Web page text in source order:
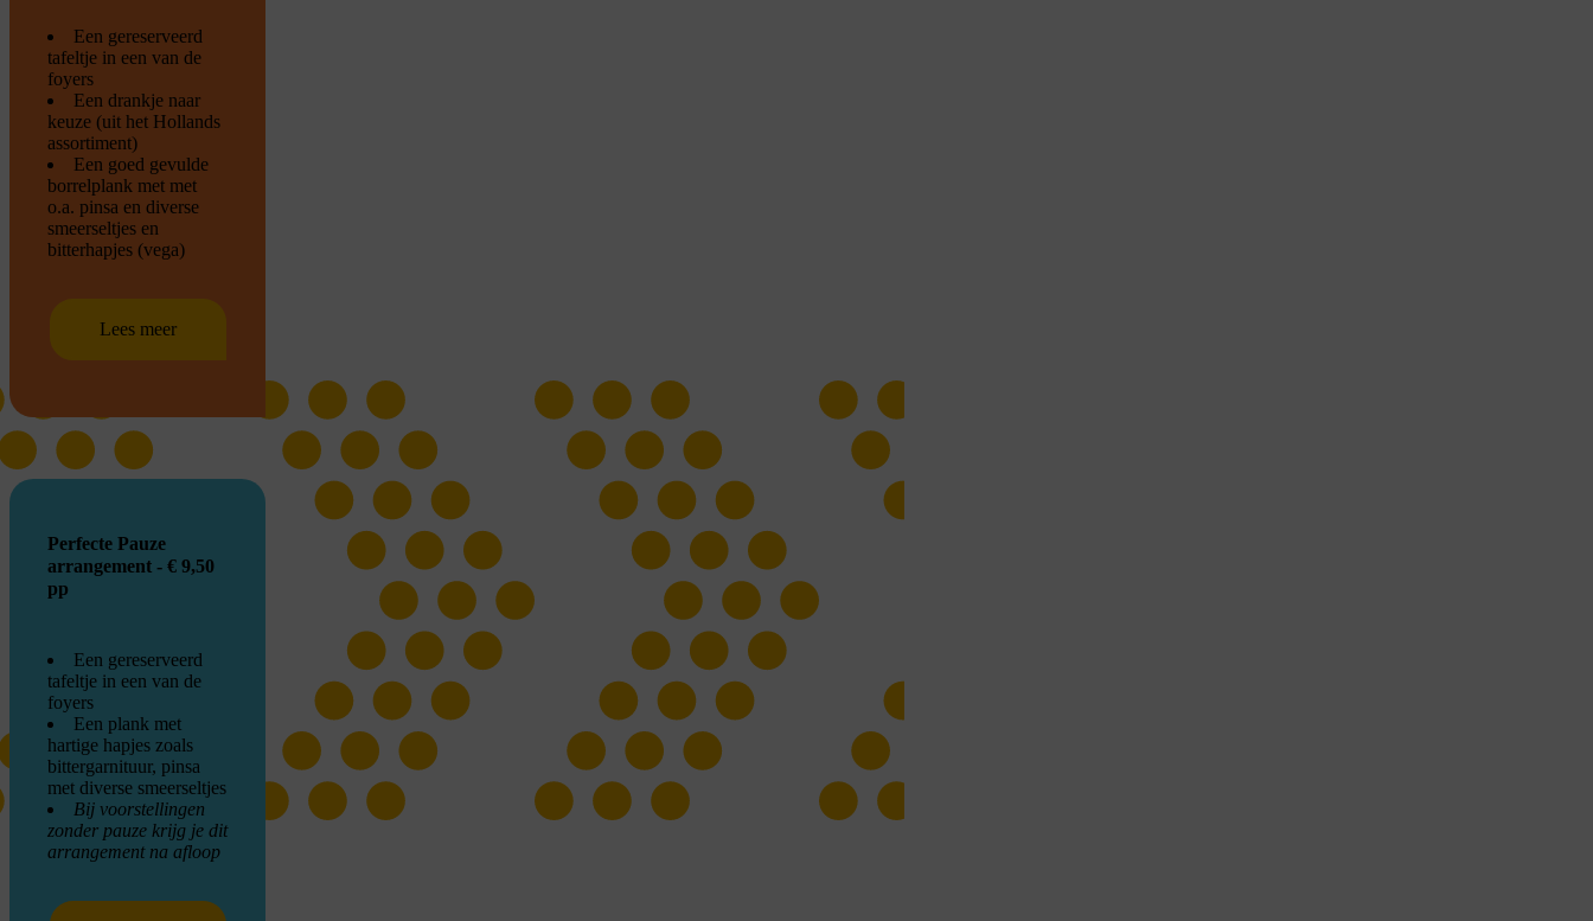
Een gereserveerd
tafeltje in een van de
foyers
Een drankje naar
keuze (uit het Hollands
assortiment)
Een goed gevulde
borrelplank met met
o.a. pinsa en diverse
smeerseltjes en
bitterhapjes (vega)
Lees meer
Perfecte Pauze
arrangement - € 9,50
pp
Een gereserveerd
tafeltje in een van de
foyers
Een plank met
hartige hapjes zoals
bittergarnituur, pinsa
met diverse smeerseltjes
Bij voorstellingen
zonder pauze krijg je dit
arrangement na afloop